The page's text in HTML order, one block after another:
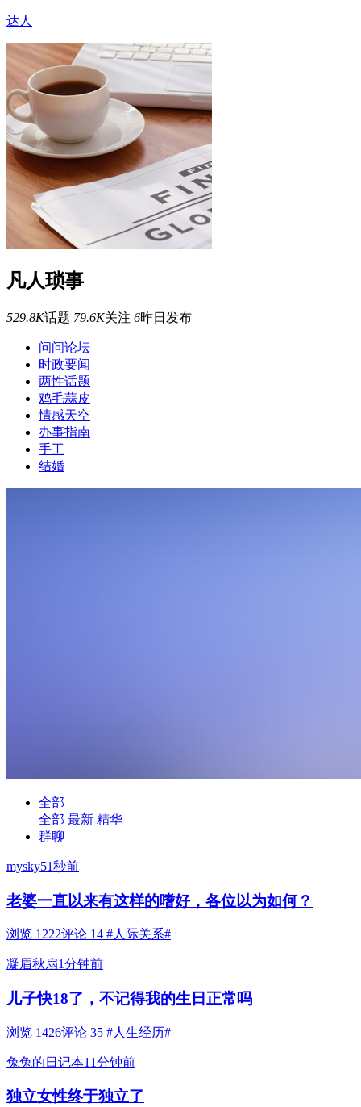
达人
凡人琐事
529.8K话题 79.6K关注 6昨日发布
问问论坛
时政要闻
两性话题
鸡毛蒜皮
情感天空
办事指南
手工
结婚
全部
全部 最新 精华
群聊
mysky51秒前
老婆一直以来有这样的嗜好，各位以为如何？
浏览 1222评论 14 #人际关系#
凝眉秋扇1分钟前
儿子快18了，不记得我的生日正常吗
浏览 1426评论 35 #人生经历#
兔兔的日记本11分钟前
独立女性终于独立了